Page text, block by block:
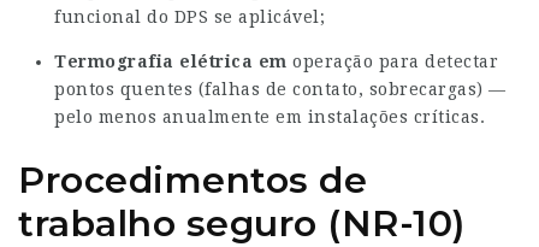
funcional do DPS se aplicável;
Termografia elétrica em operação para detectar
pontos quentes (falhas de contato, sobrecargas) —
pelo menos anualmente em instalações críticas.
Procedimentos de
trabalho seguro (NR-10)